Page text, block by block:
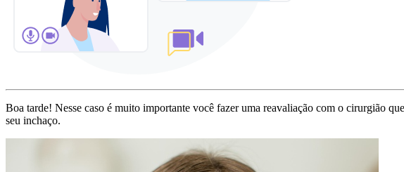
Boa tarde! Nesse caso é muito importante você fazer uma reavaliação com o cirurgião
seu inchaço.